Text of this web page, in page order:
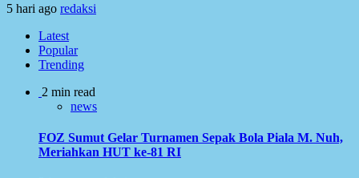
5 hari ago redaksi
Latest
Popular
Trending
2 min read
news
FOZ Sumut Gelar Turnamen Sepak Bola Piala M. Nuh,
Meriahkan HUT ke-81 RI